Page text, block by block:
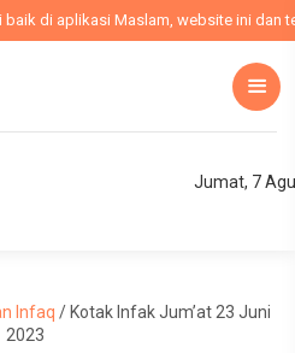
di aplikasi Maslam, website ini dan
Jumat, 7
Infaq / Kotak Infak Jum’at 23 Juni
2023